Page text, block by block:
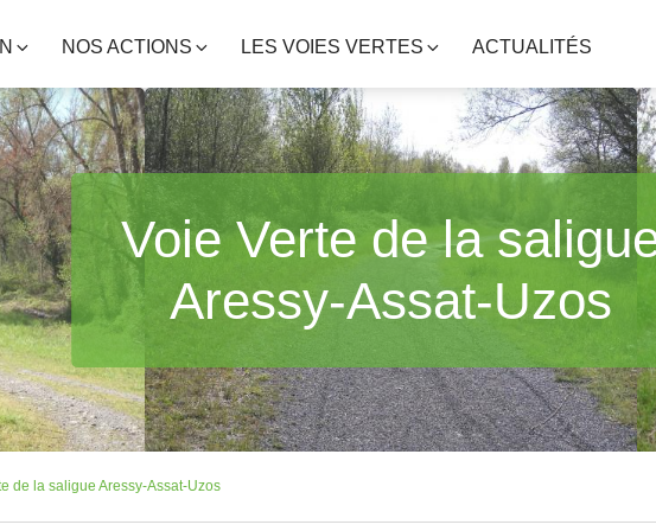
NOS ACTIONS LES VOIES VERTES ACTUALITÉS
Voie Verte de la
Aressy-Assat-Uzos
de la saligue Aressy-Assat-Uzos